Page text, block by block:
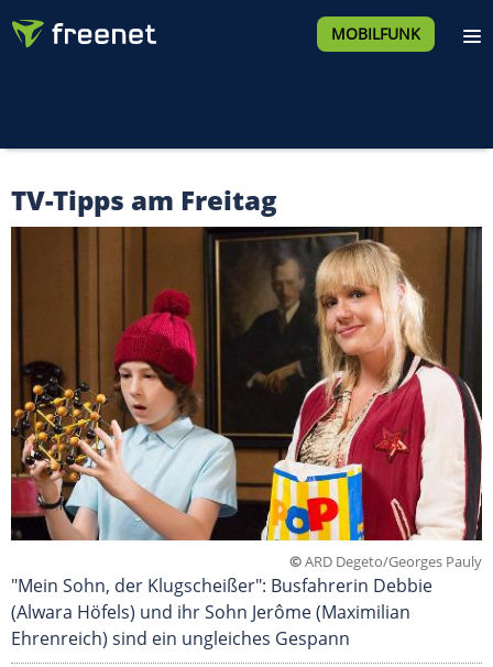
MOBILFUNK
TV-Tipps am Freitag
©ARD Degeto/Georges Pauly
"Mein Sohn, der Klugscheißer": Busfahrerin Debbie
(Alwara Höfels) und ihr Sohn Jerôme (Maximilian
Ehrenreich) sind ein ungleiches Gespann